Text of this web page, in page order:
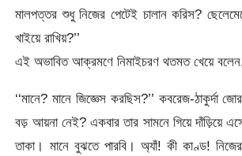
মালপত্তর শুধু নিজের পেটেই চালান করিস?
খাইয়ে রাখিয়?’’
এই অভাবিত আক্রমণে নিমাইচরণ থতমত খেয়ে বলেন,
‘‘মানে? মানে জিজ্ঞেস করছিস?’’ কবরেজ-ঠাকুর্দা
বড় আয়না নেই? একবার তার সামনে গিয়ে দাঁড়িয়ে
তাকা। মানে বুঝতে পারবি। অ্যাঁ! কী কাণ্ড!